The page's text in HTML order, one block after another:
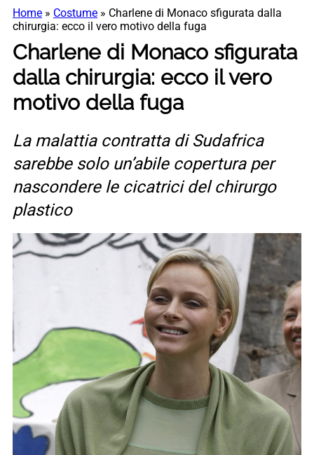
Home » Costume » Charlene di Monaco sfigurata dalla
chirurgia: ecco il vero motivo della fuga
Charlene di Monaco sfigurata
dalla chirurgia: ecco il vero
motivo della fuga
La malattia contratta di Sudafrica
sarebbe solo un’abile copertura per
nascondere le cicatrici del chirurgo
plastico